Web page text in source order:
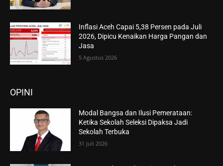
Inflasi Aceh Capai 5,38 Persen pada Juli
2026, Dipicu Kenaikan Harga Pangan dan
Jasa
5 Agustus 2026
OPINI
Modal Bangsa dan Ilusi Pemerataan:
Ketika Sekolah Seleksi Dipaksa Jadi
Sekolah Terbuka
31 Juli 2026